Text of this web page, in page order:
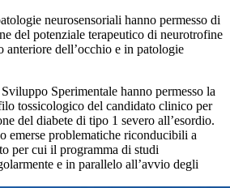
neurosensoriali hanno permesso di
del potenziale terapeutico di neurotrofine
anteriore dell’occhio e in patologie
Sperimentale hanno permesso la
tossicologico del candidato clinico per
del diabete di tipo 1 severo all’esordio.
emerse problematiche riconducibili a
per cui il programma di studi
e in parallelo all’avvio degli